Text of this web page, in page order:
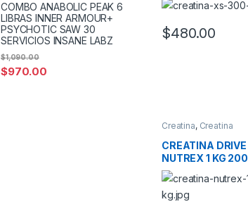
$480.00
Creatina, Creatina
CREATINA DRIVE
NUTREX 1 KG 200
SERVICIOS
COMBO ANABOLIC PEAK 6
LIBRAS INNER ARMOUR+
PSYCHOTIC SAW 30
SERVICIOS INSANE LABZ
$970.00
$1,090.00